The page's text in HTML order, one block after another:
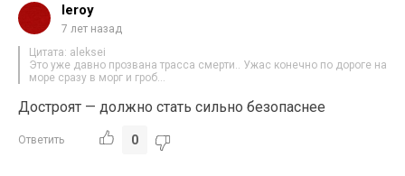
leroy
7 лет назад
Цитата: aleksei
Это уже давно прозвана трасса смерти.. Ужас конечно по дороге на
море сразу в морг и гроб…
Достроят — должно стать сильно безопаснее
Ответить 0